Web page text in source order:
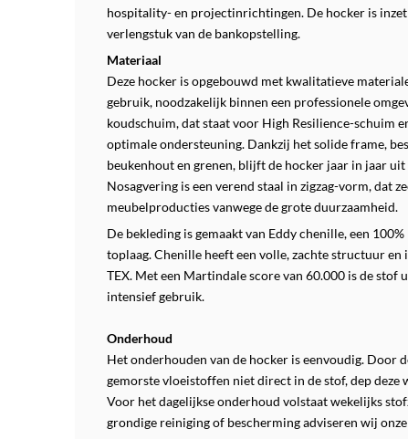
hospitality- en projectinrichtingen. De hocker is
verlengstuk van de bankopstelling.
Materiaal
Deze hocker is opgebouwd met kwalitatieve
gebruik, noodzakelijk binnen een professionele
koudschuim, dat staat voor High Resilience-schuim
optimale ondersteuning. Dankzij het solide frame,
beukenhout en grenen, blijft de hocker jaar in jaar
Nosagvering is een verend staal in zigzag-vorm, dat
meubelproducties vanwege de grote duurzaamheid.
De bekleding is gemaakt van Eddy chenille, een
toplaag. Chenille heeft een volle, zachte structuur
TEX. Met een Martindale score van 60.000 is de stof
intensief gebruik.
Onderhoud
Het onderhouden van de hocker is eenvoudig. Door
gemorste vloeistoffen niet direct in de stof, dep deze
Voor het dagelijkse onderhoud volstaat wekelijks
grondige reiniging of bescherming adviseren wij